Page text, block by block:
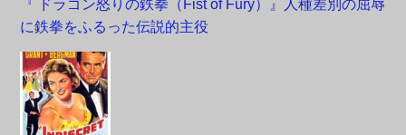
『 ドラゴン怒りの鉄拳（Fist of Fury）』人種差別の屈辱
に鉄拳をふるった伝説的主役